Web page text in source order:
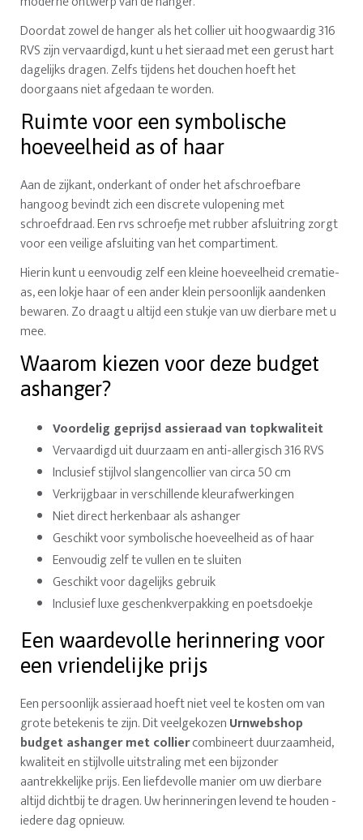
Doordat zowel de hanger als het collier uit hoogwaardig 316
RVS zijn vervaardigd, kunt u het sieraad met een gerust hart
dagelijks dragen. Zelfs tijdens het douchen hoeft het
doorgaans niet afgedaan te worden.
Ruimte voor een symbolische
hoeveelheid as of haar
Aan de zijkant, onderkant of onder het afschroefbare
hangoog bevindt zich een discrete vulopening met
schroefdraad. Een rvs schroefje met rubber afsluitring zorgt
voor een veilige afsluiting van het compartiment.
Hierin kunt u eenvoudig zelf een kleine hoeveelheid crematie-
as, een lokje haar of een ander klein persoonlijk aandenken
bewaren. Zo draagt u altijd een stukje van uw dierbare met u
mee.
Waarom kiezen voor deze budget
ashanger?
Voordelig geprijsd assieraad van topkwaliteit
Vervaardigd uit duurzaam en anti-allergisch 316 RVS
Inclusief stijlvol slangencollier van circa 50 cm
Verkrijgbaar in verschillende kleurafwerkingen
Niet direct herkenbaar als ashanger
Geschikt voor symbolische hoeveelheid as of haar
Eenvoudig zelf te vullen en te sluiten
Geschikt voor dagelijks gebruik
Inclusief luxe geschenkverpakking en poetsdoekje
Een waardevolle herinnering voor
een vriendelijke prijs
Een persoonlijk assieraad hoeft niet veel te kosten om van
grote betekenis te zijn. Dit veelgekozenUrnwebshop
budget ashanger met colliercombineert duurzaamheid,
kwaliteit en stijlvolle uitstraling met een bijzonder
aantrekkelijke prijs. Een liefdevolle manier om uw dierbare
altijd dichtbij te dragen. Uw herinneringen levend te houden -
iedere dag opnieuw.